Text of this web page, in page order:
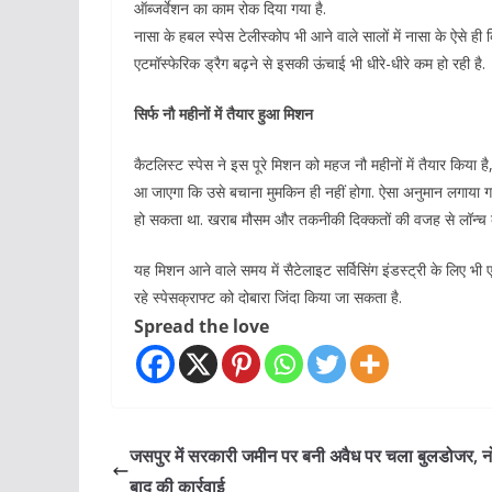
ऑब्जर्वेशन का काम रोक दिया गया है.
नासा के हबल स्पेस टेलीस्कोप भी आने वाले सालों में नासा के ऐसे ही
एटमॉस्फेरिक ड्रैग बढ़ने से इसकी ऊंचाई भी धीरे-धीरे कम हो रही है.
सिर्फ नौ महीनों में तैयार हुआ मिशन
कैटलिस्ट स्पेस ने इस पूरे मिशन को महज नौ महीनों में तैयार किया
आ जाएगा कि उसे बचाना मुमकिन ही नहीं होगा. ऐसा अनुमान
हो सकता था. खराब मौसम और तकनीकी दिक्कतों की वजह से लॉन्च
यह मिशन आने वाले समय में सैटेलाइट सर्विसिंग इंडस्ट्री के लिए भी
रहे स्पेसक्राफ्ट को दोबारा जिंदा किया जा सकता है.
Spread the love
जसपुर में सरकारी जमीन पर बनी अवैध पर चला बुलडोजर,
बाद की कार्रवाई